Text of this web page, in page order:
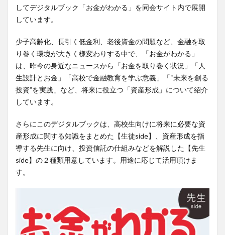
してデジタルブック「お金がわかる」を同会サイト内で展開
しています。
少子高齢化、長引く低金利、老後資金の問題など、金融を取
り巻く環境が大きく様変わりする中で、「お金がわかる」
は、昨今の身近なニュースから「お金を取り巻く状況」「人
生設計とお金」「高校で金融教育を学ぶ意義」「“未来を創る
投資”を実践」など、将来に役立つ「資産形成」について紹介
しています。
さらにこのデジタルブックは、高校生向けに将来に必要な資
産形成に関する知識をまとめた【生徒side】、資産形成を指
導する先生に向け、投資信託の仕組みなどを解説した【先生
side】の２種類用意しています。用途に応じて活用頂けま
す。